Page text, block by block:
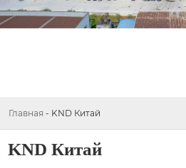
Главная - KND Китай
KND Китай